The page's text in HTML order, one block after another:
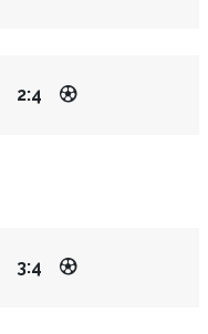
2:4
3:4